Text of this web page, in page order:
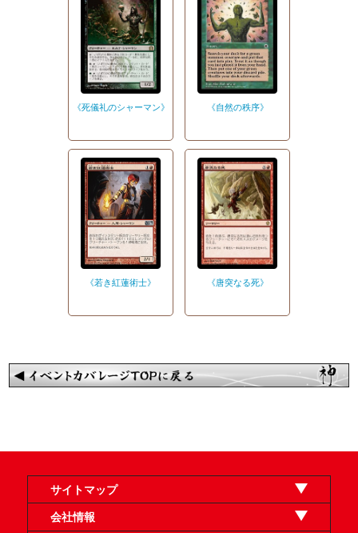
《死儀礼のシャーマン》 《自然の秩序》
《若き紅蓮術士》 《唐突なる死》
サイトマップ
オンラインショップ
買取
記事
選手一覧
デッキ検索
デッキ構築
イベント・大会
店舗のご案内
お問い合わせ
ヘルプ
FAQ
会社情報